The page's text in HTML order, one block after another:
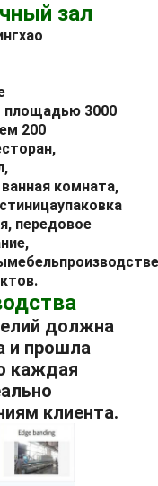
зал
площадью 3000
200
,
комната,
упаковка
передовое
мебель
должна
и прошла
каждая
клиента.